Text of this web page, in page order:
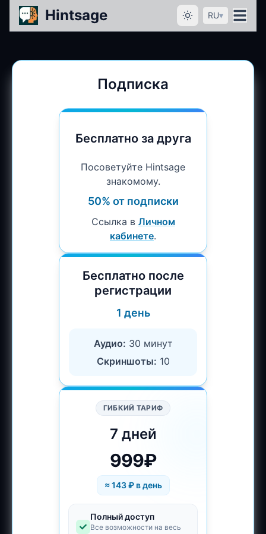
Hintsage RU▾
Подписка
Бесплатно за друга
Посоветуйте Hintsage
знакомому.
50% от подписки
Ссылка в Личном
кабинете.
Бесплатно после
регистрации
1 день
Аудио: 30 минут
Скриншоты: 10
ГИБКИЙ ТАРИФ
7 дней
999₽
≈143₽ в день
Полный доступ
Все возможности на весь